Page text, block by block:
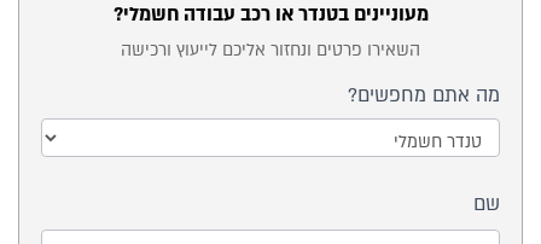
טנדר
או רכב
חשמלי
מעוניינים בטנדר או רכב עבודה חשמלי?
השאירו פרטים ונחזור אליכם לייעוץ ורכישה
מה אתם מחפשים?
שם